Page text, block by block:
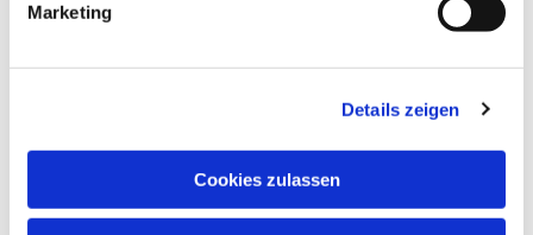
Marketing
Details zeigen
Cookies zulassen